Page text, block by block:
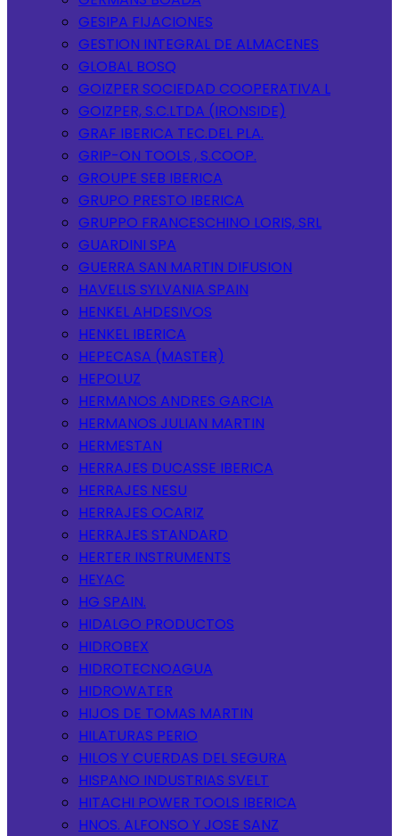
GESIPA FIJACIONES
GESTION INTEGRAL DE ALMACENES
GLOBAL BOSQ
GOIZPER SOCIEDAD COOPERATIVA L
GOIZPER, S.C.LTDA (IRONSIDE)
GRAF IBERICA TEC.DEL PLA.
GRIP-ON TOOLS , S.COOP.
GROUPE SEB IBERICA
GRUPO PRESTO IBERICA
GRUPPO FRANCESCHINO LORIS, SRL
GUARDINI SPA
GUERRA SAN MARTIN DIFUSION
HAVELLS SYLVANIA SPAIN
HENKEL AHDESIVOS
HENKEL IBERICA
HEPECASA (MASTER)
HEPOLUZ
HERMANOS ANDRES GARCIA
HERMANOS JULIAN MARTIN
HERMESTAN
HERRAJES DUCASSE IBERICA
HERRAJES NESU
HERRAJES OCARIZ
HERRAJES STANDARD
HERTER INSTRUMENTS
HEYAC
HG SPAIN.
HIDALGO PRODUCTOS
HIDROBEX
HIDROTECNOAGUA
HIDROWATER
HIJOS DE TOMAS MARTIN
HILATURAS PERIO
HILOS Y CUERDAS DEL SEGURA
HISPANO INDUSTRIAS SVELT
HITACHI POWER TOOLS IBERICA
HNOS. ALFONSO Y JOSE SANZ